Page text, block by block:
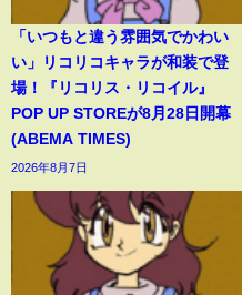
「いつもと違う雰囲気でかわい
い」リコリコキャラが和装で登
場！『リコリス・リコイル』
POP UP STOREが8月28日開幕
(ABEMA TIMES)
2026年8月7日